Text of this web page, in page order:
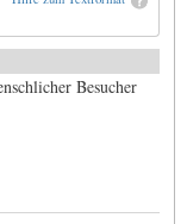
Besucher